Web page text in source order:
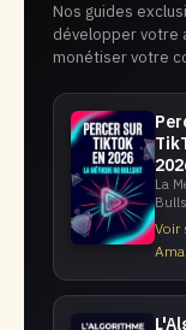
Nos guides
développer votre
monétiser votre
La
Voir